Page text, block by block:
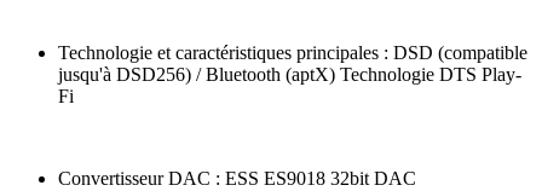
Technologie et caractéristiques principales : DSD (compatible
jusqu'à DSD256) / Bluetooth (aptX) Technologie DTS Play-
Fi
Convertisseur DAC : ESS ES9018 32bit DAC